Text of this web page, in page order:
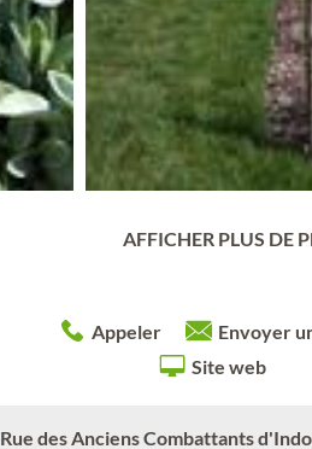
AFFICHER PLUS DE
Appeler
Envoyer
Site web
Rue des Anciens Combattants